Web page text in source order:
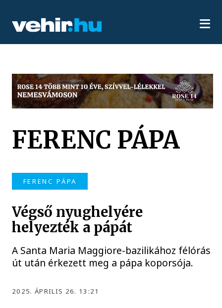
FERENC PÁPA
FERENC PÁPA
Végső nyughelyére
helyezték a pápát
A Santa Maria Maggiore-bazilikához félórás
út után érkezett meg a pápa koporsója.
2025. ÁPRILIS 26. 13:21